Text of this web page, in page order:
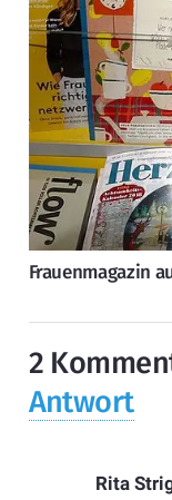
Frauenmagazin
2
Antwort
Rita